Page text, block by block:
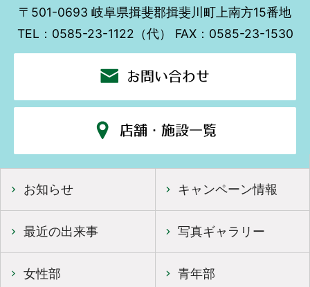
〒501-0693 岐阜県揖斐郡揖斐川町上南方15番地
TEL：0585-23-1122（代） FAX：0585-23-1530
お問い合わせ
店舗・施設一覧
お知らせ キャンペーン情報
最近の出来事 写真ギャラリー
女性部 青年部